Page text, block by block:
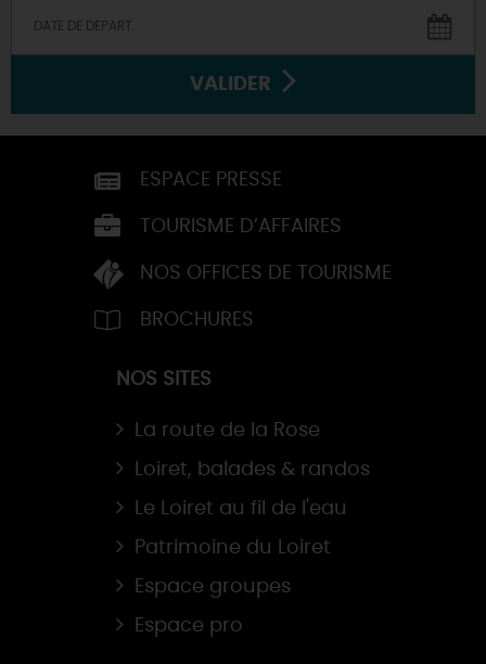
VALIDER
ESPACE PRESSE
TOURISME D’AFFAIRES
NOS OFFICES DE TOURISME
BROCHURES
NOS SITES
La route de la Rose
Loiret, balades & randos
Le Loiret au fil de l'eau
Patrimoine du Loiret
Espace groupes
Espace pro